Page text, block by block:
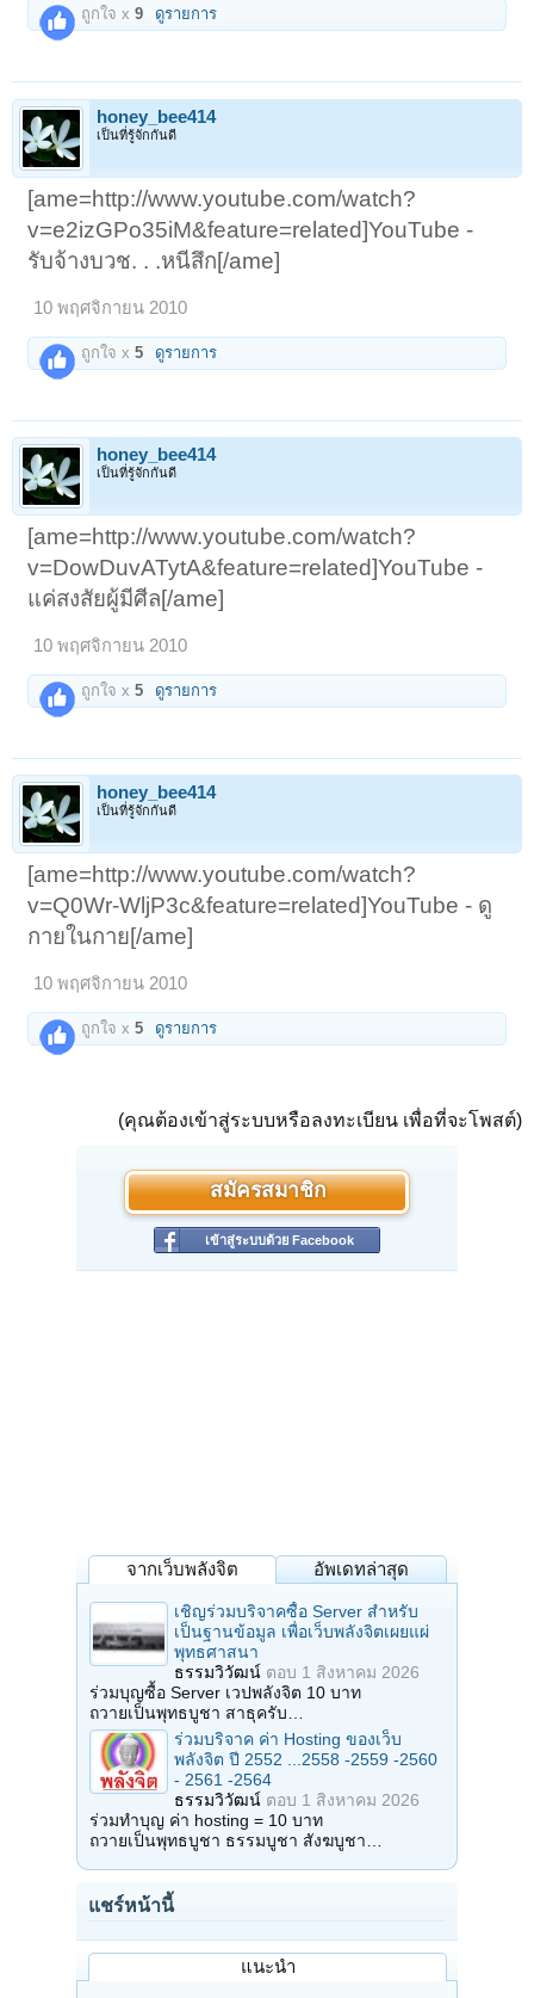
ถูกใจ x9 ดูรายการ
honey_bee414
เป็นที่รู้จักกันดี
[ame=http://www.youtube.com/watch?
v=e2izGPo35iM&feature=related]YouTube -
รับจ้างบวช. . .หนีสึก[/ame]
10 พฤศจิกายน 2010
ถูกใจ x5 ดูรายการ
honey_bee414
เป็นที่รู้จักกันดี
[ame=http://www.youtube.com/watch?
v=DowDuvATytA&feature=related]YouTube -
แค่สงสัยผู้มีศีล[/ame]
10 พฤศจิกายน 2010
ถูกใจ x5 ดูรายการ
honey_bee414
เป็นที่รู้จักกันดี
[ame=http://www.youtube.com/watch?
v=Q0Wr-WljP3c&feature=related]YouTube - ดู
กายในกาย[/ame]
10 พฤศจิกายน 2010
ถูกใจ x5 ดูรายการ
(คุณต้องเข้าสู่ระบบหรือลงทะเบียน เพื่อที่จะโพสต์)
สมัครสมาชิก
เข้าสู่ระบบด้วย Facebook
จากเว็บพลังจิต อัพเดทล่าสุด
เชิญร่วมบริจาคซื้อ Server สำหรับ
เป็นฐานข้อมูล เพื่อเว็บพลังจิตเผยแผ่
พุทธศาสนา
ธรรมวิวัฒน์ ตอบ 1 สิงหาคม 2026
ร่วมบุญซื้อ Server เวปพลังจิต 10 บาท
ถวายเป็นพุทธบูชา สาธุครับ…
ร่วมบริจาค ค่า Hosting ของเว็บ
พลังจิต ปี 2552 ...2558 -2559 -2560
- 2561 -2564
ธรรมวิวัฒน์ ตอบ 1 สิงหาคม 2026
ร่วมทำบุญ ค่า hosting = 10 บาท
ถวายเป็นพุทธบูชา ธรรมบูชา สังฆบูชา…
แชร์หน้านี้
แนะนำ